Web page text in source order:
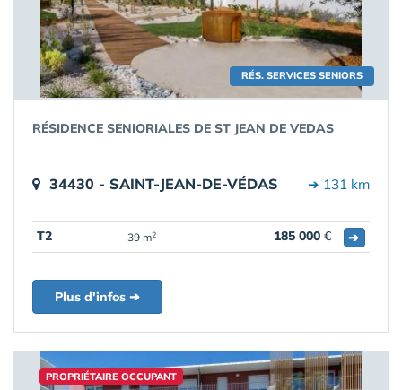
RÉS. SERVICES SENIORS
RÉSIDENCE SENIORIALES DE ST JEAN DE VEDAS
34430 - SAINT-JEAN-DE-VÉDAS ➔ 131 km
T2 39 m2 185 000 € ➔
Plus d'infos ➔
PROPRIÉTAIRE OCCUPANT